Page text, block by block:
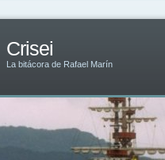
Crisei
La bitácora de Rafael Marín